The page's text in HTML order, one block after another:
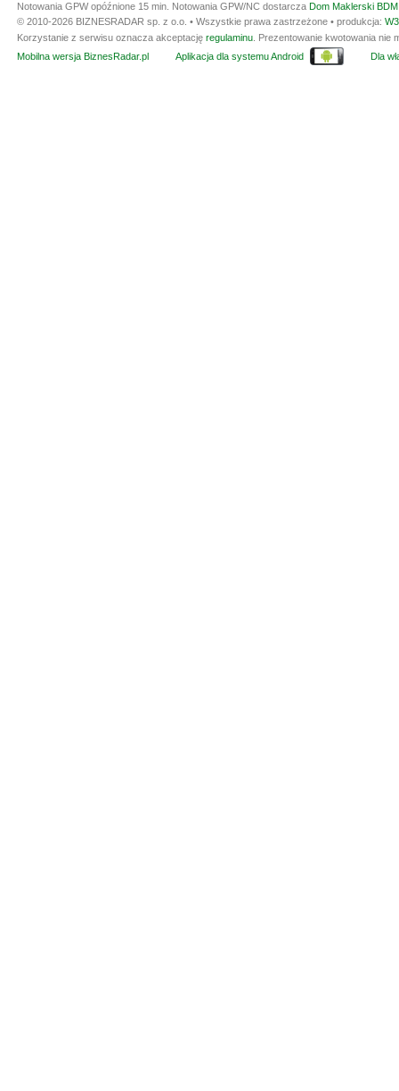
Notowania GPW opóźnione 15 min. Notowania GPW/NC dostarcza Dom Maklerski
© 2010-2026 BIZNESRADAR sp. z o.o. • Wszystkie prawa zastrzeżone • produkcja:
Korzystanie z serwisu oznacza akceptację regulaminu . Prezentowanie kwotowania
Mobilna wersja BiznesRadar.pl
Aplikacja dla systemu Android Dla